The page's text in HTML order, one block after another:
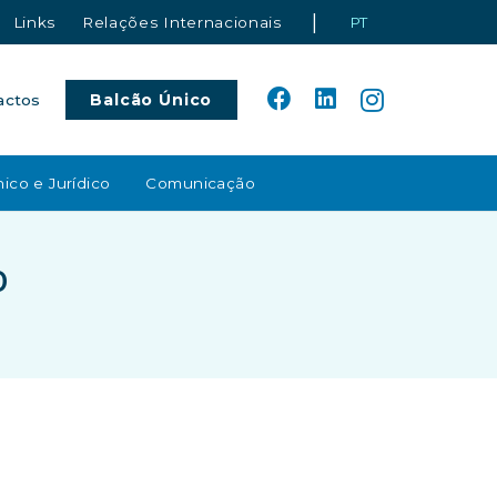
Links Relações Internacionais | PT
Balcão Único
e Jurídico Comunicação